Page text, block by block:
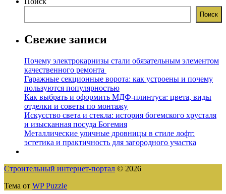
Поиск
Свежие записи
Почему электрокарнизы стали обязательным элементом
качественного ремонта
Гаражные секционные ворота: как устроены и почему
пользуются популярностью
Как выбрать и оформить МДФ-плинтуса: цвета, виды
отделки и советы по монтажу
Искусство света и стекла: история богемского хрусталя
и изысканная посуда Богемия
Металлические уличные дровницы в стиле лофт:
эстетика и практичность для загородного участка
Строительный интернет-портал © 2026
Тема от WP Puzzle